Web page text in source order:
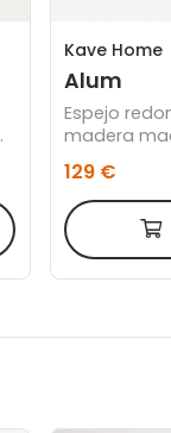
Kave Home
Alum
Espejo
madera
129 €